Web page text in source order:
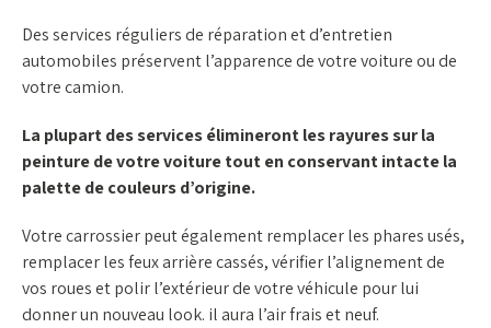
Des services réguliers de réparation et d’entretien
automobiles préservent l’apparence de votre voiture ou de
votre camion.
La plupart des services élimineront les rayures sur la
peinture de votre voiture tout en conservant intacte la
palette de couleurs d’origine.
Votre carrossier peut également remplacer les phares usés,
remplacer les feux arrière cassés, vérifier l’alignement de
vos roues et polir l’extérieur de votre véhicule pour lui
donner un nouveau look. il aura l’air frais et neuf.